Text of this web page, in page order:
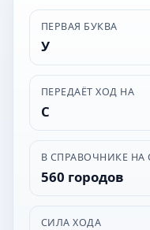
ПЕРВАЯ БУКВА
У
ПЕРЕДАЁТ ХОД НА
С
В СПРАВОЧНИКЕ НА
560 городов
СИЛА ХОДА